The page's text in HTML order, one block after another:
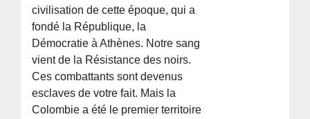
civilisation de cette époque, qui a
fondé la République, la
Démocratie à Athènes. Notre sang
vient de la Résistance des noirs.
Ces combattants sont devenus
esclaves de votre fait. Mais la
Colombie a été le premier territoire